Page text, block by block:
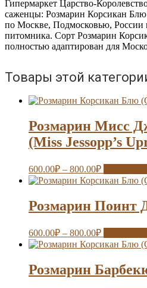
Гипермаркет Царство-
саженцы: Розмарин Корсикан Блю
по Москве, Подмосковью, России
питомника. Сорт Розмарин
полностью адаптирован для
Товары этой
Розмарин Мисс
(Miss Jessopp’s
600.00₽ – 800.00₽
Розмарин Поинт
600.00₽ – 800.00₽
Розмарин